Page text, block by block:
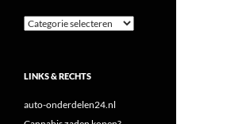
Categorieën
LINKS & RECHTS
auto-onderdelen24.nl